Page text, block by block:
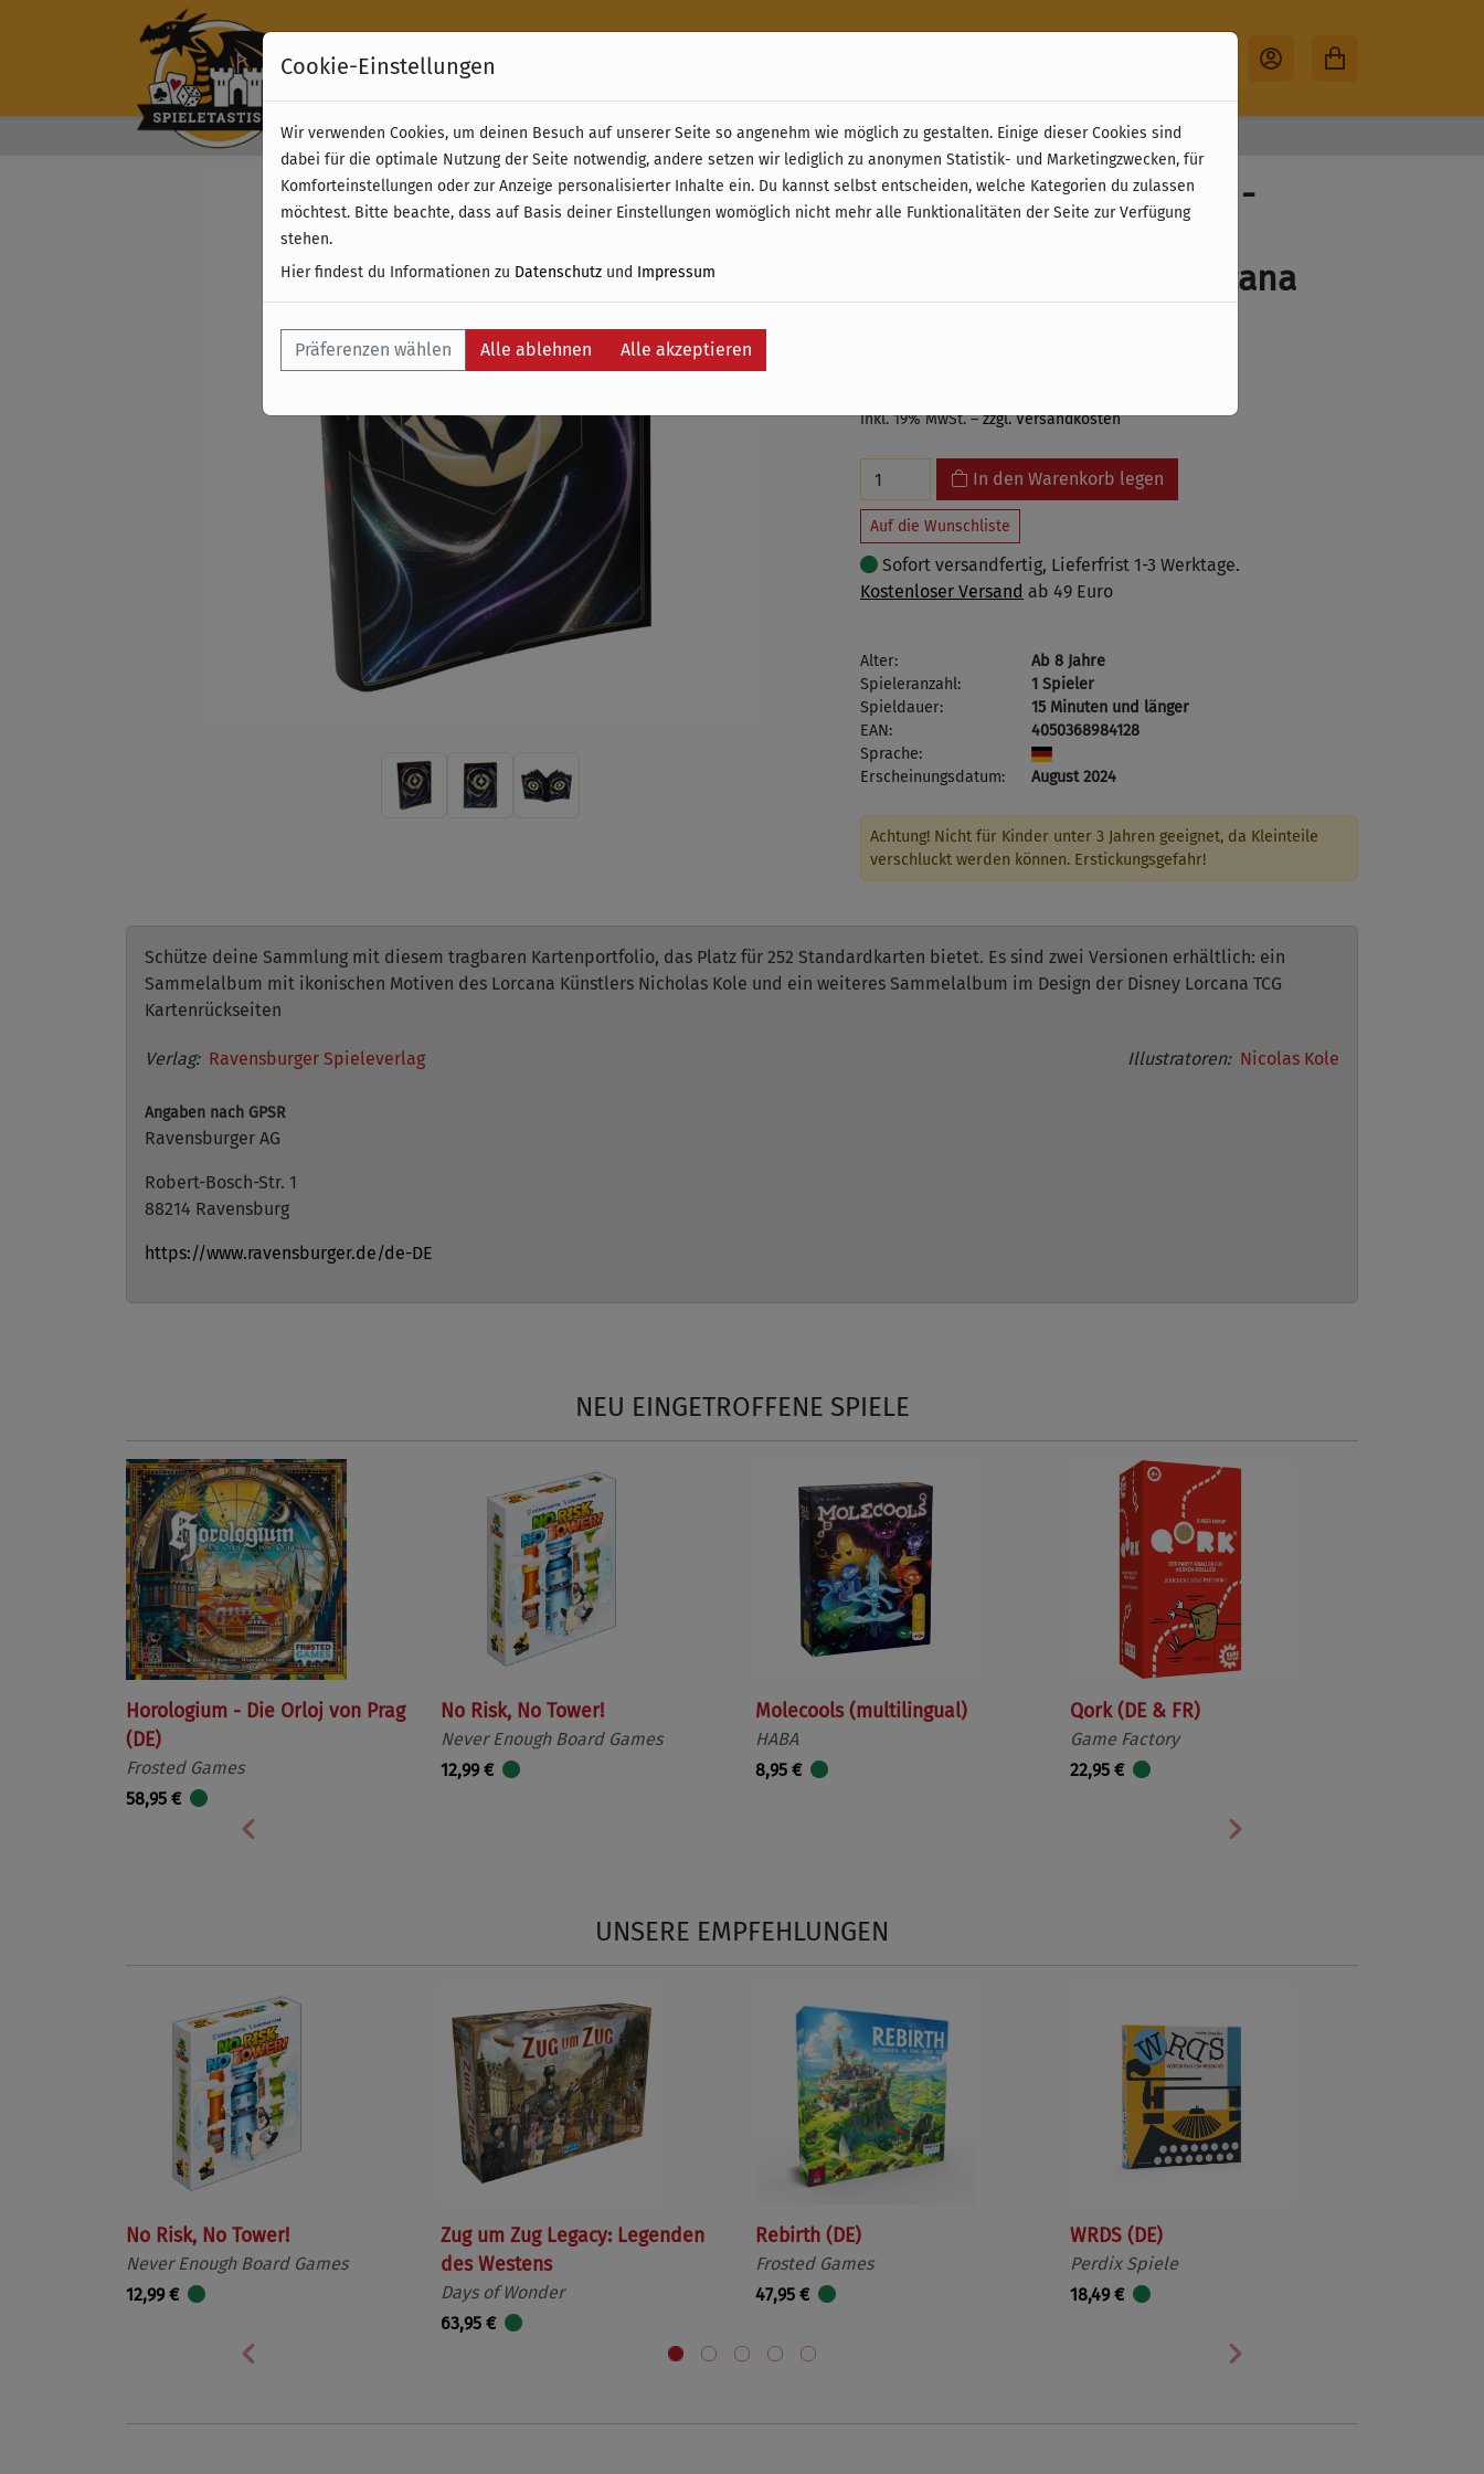
Kostenloser Versand & Retoure ab 49 € (innerhalb Deutschlands) 30 Tage Rückgabe
9-Fächer Sammelalbum -
Himmelsleuchten - Lorcana
inkl. 19% MwSt. –zzgl. Versandkosten
In den Warenkorb legen
Auf die Wunschliste
Sofort versandfertig, Lieferfrist 1-3 Werktage.
Kostenloser Versand ab 49 Euro
Alter:
Ab 8 Jahre
Spieleranzahl:
1 Spieler
Spieldauer:
15 Minuten und länger
EAN:
4050368984128
Sprache:
Erscheinungsdatum:
August 2024
Achtung! Nicht für Kinder unter 3 Jahren geeignet, da Kleinteile
verschluckt werden können. Erstickungsgefahr!
Schütze deine Sammlung mit diesem tragbaren Kartenportfolio, das Platz für 252 Standardkarten bietet. Es sind zwei Versionen erhältlich: ein
Sammelalbum mit ikonischen Motiven des Lorcana Künstlers Nicholas Kole und ein weiteres Sammelalbum im Design der Disney Lorcana TCG
Kartenrückseiten
Verlag: Ravensburger Spieleverlag
Angaben nach GPSR
Ravensburger AG
Robert-Bosch-Str. 1
88214 Ravensburg
https://www.ravensburger.de/de-DE
Illustratoren: Nicolas Kole
NEU EINGETROFFENE SPIELE
Horologium - Die Orloj von Prag
(DE)
Frosted Games
58,95 €
No Risk, No Tower!
Never Enough Board Games
12,99 €
Molecools (multilingual)
HABA
8,95 €
Qork (DE & FR)
Game Factory
22,95 €
Vorherige Nächste
UNSERE EMPFEHLUNGEN
No Risk, No Tower!
Never Enough Board Games
12,99 €
Zug um Zug Legacy: Legenden
des Westens
Days of Wonder
63,95 €
Rebirth (DE)
Frosted Games
47,95 €
WRDS (DE)
Perdix Spiele
18,49 €
Vorherige Nächste
Cookie-Einstellungen
Wir verwenden Cookies, um deinen Besuch auf unserer Seite so angenehm wie möglich zu gestalten. Einige dieser Cookies sind
dabei für die optimale Nutzung der Seite notwendig, andere setzen wir lediglich zu anonymen Statistik- und Marketingzwecken, für
Komforteinstellungen oder zur Anzeige personalisierter Inhalte ein. Du kannst selbst entscheiden, welche Kategorien du zulassen
möchtest. Bitte beachte, dass auf Basis deiner Einstellungen womöglich nicht mehr alle Funktionalitäten der Seite zur Verfügung
stehen.
Hier findest du Informationen zu Datenschutz und Impressum
Präferenzen wählen Alle ablehnen Alle akzeptieren